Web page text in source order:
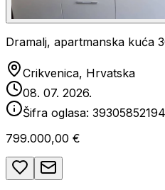
Dramalj, apartmanska kuća
Crikvenica, Hrvatska
08. 07. 2026.
Šifra oglasa:
799.000,00 €